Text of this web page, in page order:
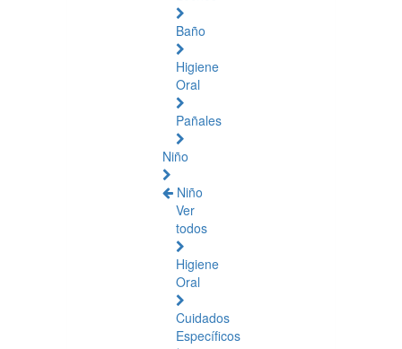
Baño
Higiene
Oral
Pañales
Niño
Niño
Ver
todos
Higiene
Oral
Cuidados
Específicos